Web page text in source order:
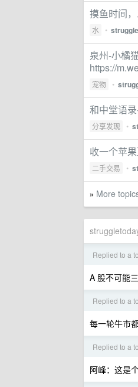
摸鱼时间
水 •
泉州-小橘
https://
宠物 •
和中堂语
分享发现 •
收一个苹
二手交易 •
» More
Replied to a
A 股不可能
Replied to a
每一轮牛市
Replied to a
阿峰：这是